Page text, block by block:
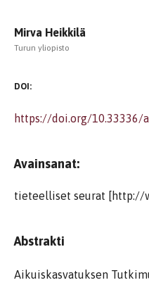
Mirva Heikkilä
Turun yliopisto
DOI:
https://doi.org/10.33336/
Avainsanat:
tieteelliset seurat [http://
Abstrakti
Aikuiskasvatuksen